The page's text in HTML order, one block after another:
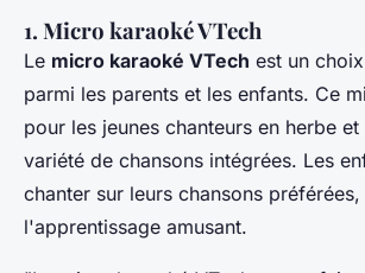
1. Micro karaoké VTech
Le micro karaoké VTech est un
parmi les parents et les enfants. Ce
pour les jeunes chanteurs en herbe
variété de chansons intégrées. Les
chanter sur leurs chansons
l'apprentissage amusant.